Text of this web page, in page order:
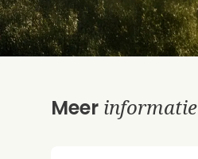
Meer informatie